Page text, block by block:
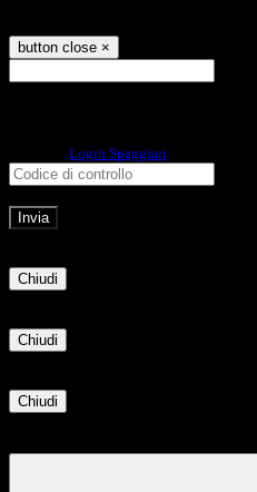
button close ×
Login Spaggiari
Chiudi
Chiudi
Chiudi